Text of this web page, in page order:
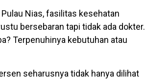
Nias, fasilitas kesehatan
bersebaran tapi tidak ada dokter.
Terpenuhinya kebutuhan atau
seharusnya tidak hanya dilihat